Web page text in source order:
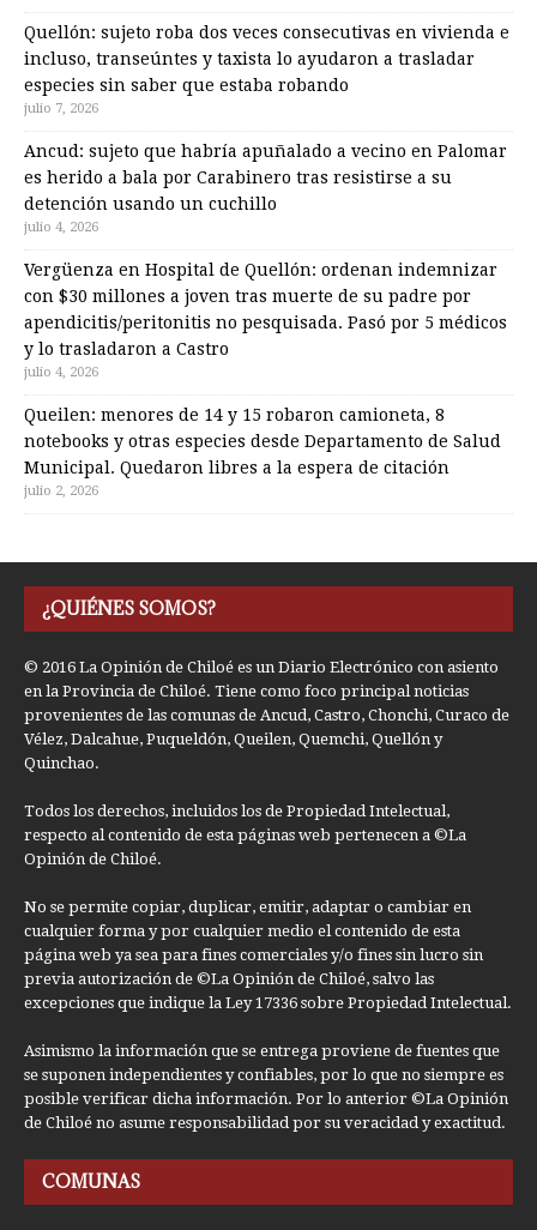
Quellón: sujeto roba dos veces consecutivas en vivienda e
incluso, transeúntes y taxista lo ayudaron a trasladar
especies sin saber que estaba robando
julio 7, 2026
Ancud: sujeto que habría apuñalado a vecino en Palomar
es herido a bala por Carabinero tras resistirse a su
detención usando un cuchillo
julio 4, 2026
Vergüenza en Hospital de Quellón: ordenan indemnizar
con $30 millones a joven tras muerte de su padre por
apendicitis/peritonitis no pesquisada. Pasó por 5 médicos
y lo trasladaron a Castro
julio 4, 2026
Queilen: menores de 14 y 15 robaron camioneta, 8
notebooks y otras especies desde Departamento de Salud
Municipal. Quedaron libres a la espera de citación
julio 2, 2026
¿QUIÉNES SOMOS?
© 2016 La Opinión de Chiloé es un Diario Electrónico con asiento
en la Provincia de Chiloé. Tiene como foco principal noticias
provenientes de las comunas de Ancud, Castro, Chonchi, Curaco de
Vélez, Dalcahue, Puqueldón, Queilen, Quemchi, Quellón y
Quinchao.
Todos los derechos, incluidos los de Propiedad Intelectual,
respecto al contenido de esta páginas web pertenecen a ©La
Opinión de Chiloé.
No se permite copiar, duplicar, emitir, adaptar o cambiar en
cualquier forma y por cualquier medio el contenido de esta
página web ya sea para fines comerciales y/o fines sin lucro sin
previa autorización de ©La Opinión de Chiloé, salvo las
excepciones que indique la Ley 17336 sobre Propiedad Intelectual.
Asimismo la información que se entrega proviene de fuentes que
se suponen independientes y confiables, por lo que no siempre es
posible verificar dicha información. Por lo anterior ©La Opinión
de Chiloé no asume responsabilidad por su veracidad y exactitud.
COMUNAS